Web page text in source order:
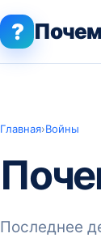
?
Главная›Войны
Последнее